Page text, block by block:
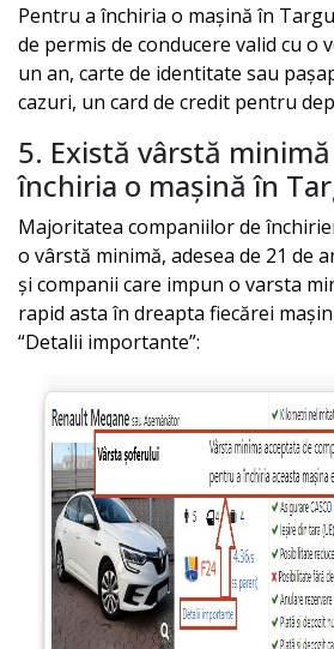
Pentru a închiria o mașină în
de permis de conducere valid cu o
un an, carte de identitate sau
cazuri, un card de credit pentru
5. Există vârstă
închiria o mașină în
Majoritatea companiilor de
o vârstă minimă, adesea de 21 de
și companii care impun o varsta
rapid asta în dreapta fiecărei
“Detalii importante”: